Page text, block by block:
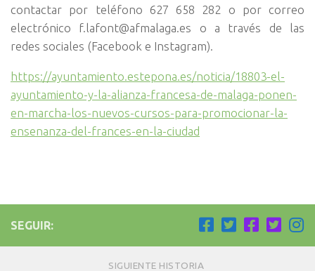
contactar por teléfono 627 658 282 o por correo
electrónico f.lafont@afmalaga.es o a través de las
redes sociales (Facebook e Instagram).
https://ayuntamiento.estepona.es/noticia/18803-el-
ayuntamiento-y-la-alianza-francesa-de-malaga-ponen-
en-marcha-los-nuevos-cursos-para-promocionar-la-
ensenanza-del-frances-en-la-ciudad
SEGUIR:
SIGUIENTE HISTORIA